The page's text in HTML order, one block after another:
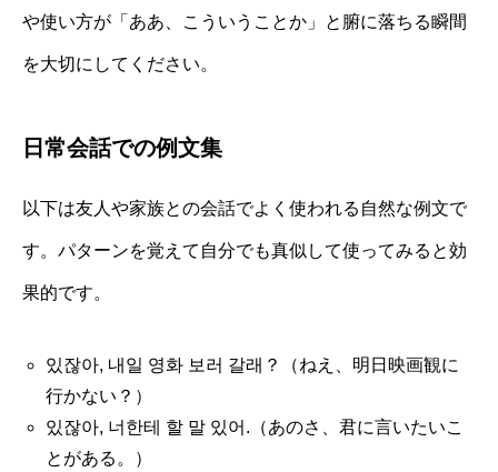
や使い方が「ああ、こういうことか」と腑に落ちる瞬間
を大切にしてください。
日常会話での例文集
以下は友人や家族との会話でよく使われる自然な例文で
す。パターンを覚えて自分でも真似して使ってみると効
果的です。
있잖아, 내일 영화 보러 갈래？（ねえ、明日映画観に
行かない？）
있잖아, 너한테 할 말 있어.（あのさ、君に言いたいこ
とがある。）